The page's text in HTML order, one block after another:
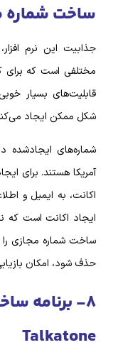
ساخت شماره
جذابیت این نرم‌
قابلیت‌‌های بسیار
شکل ممکن ایجاد
شماره‌‌های ایجادشده
آمریکا هستند.
اکانت، به‌ ایمیل و
ایجاد اکانت است که
ساخت شماره مجازی
حذف شود، امکان
۸- برنامه
Talkatone